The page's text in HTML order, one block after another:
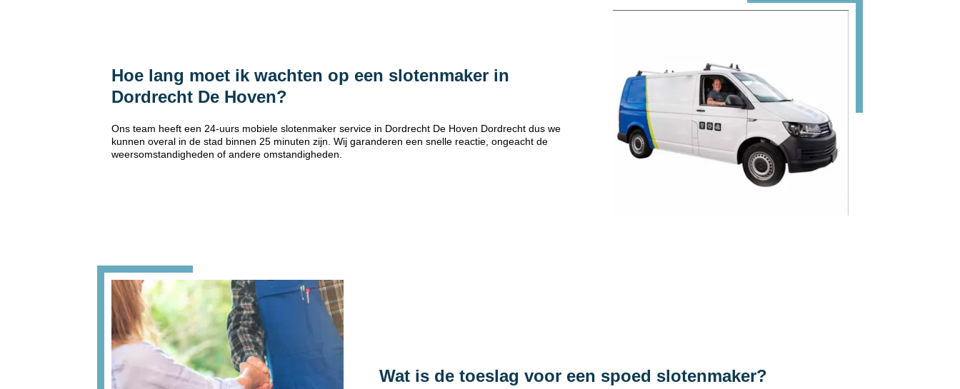
Hoe lang moet ik wachten op een slotenmaker in
Dordrecht De Hoven?
Ons team heeft een 24-uurs mobiele slotenmaker service in Dordrecht De Hoven Dordrecht dus we
kunnen overal in de stad binnen 25 minuten zijn. Wij garanderen een snelle reactie, ongeacht de
weersomstandigheden of andere omstandigheden.
Wat is de toeslag voor een spoed slotenmaker?